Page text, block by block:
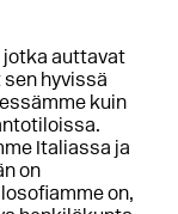
jotka auttavat
hyvissä
kuin
Italiassa ja
on
on,